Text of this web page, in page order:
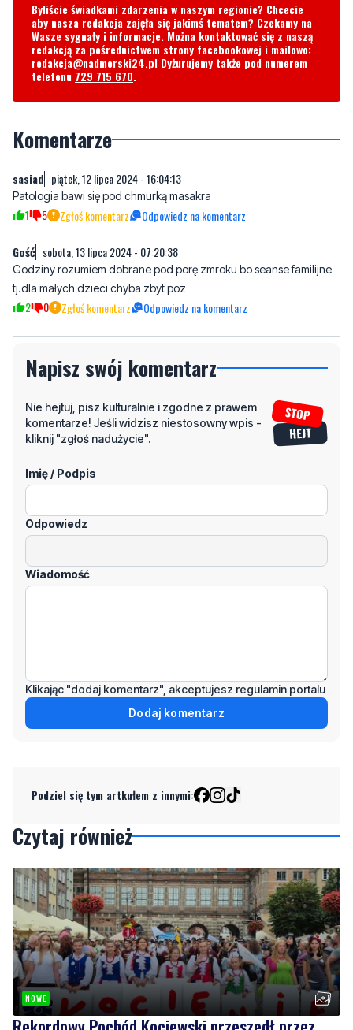
Byliście świadkami zdarzenia w naszym regionie? Chcecie
aby nasza redakcja zajęła się jakimś tematem? Czekamy na
Wasze sygnały i informacje. Można kontaktować się z naszą
redakcją za pośrednictwem strony facebookowej i mailowo:
redakcja@nadmorski24.pl Dyżurujemy także pod numerem
telefonu 729 715 670.
Komentarze
sasiad piątek, 12 lipca 2024 - 16:04:13
Patologia bawi się pod chmurką masakra
1 5 Zgłoś komentarz Odpowiedz na komentarz
Gość sobota, 13 lipca 2024 - 07:20:38
Godziny rozumiem dobrane pod porę zmroku bo seanse familijne
tj.dla małych dzieci chyba zbyt poz
2 0 Zgłoś komentarz Odpowiedz na komentarz
Napisz swój komentarz
Nie hejtuj, pisz kulturalnie i zgodne z prawem
komentarze! Jeśli widzisz niestosowny wpis -
kliknij "zgłoś nadużycie".
Imię / Podpis
Odpowiedz
Wiadomość
Klikając "dodaj komentarz", akceptujesz regulamin portalu
Dodaj komentarz
Podziel się tym artkułem z innymi:
Czytaj również
NOWE